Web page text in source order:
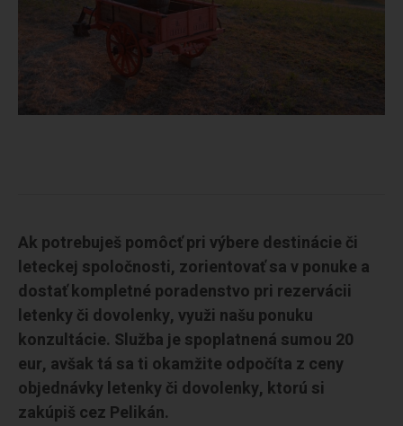
Ak potrebuješ pomôcť pri výbere destinácie či
leteckej spoločnosti, zorientovať sa v ponuke a
dostať kompletné poradenstvo pri rezervácii
letenky či dovolenky, využi našu ponuku
konzultácie. Služba je spoplatnená sumou 20
eur, avšak tá sa ti okamžite odpočíta z ceny
objednávky letenky či dovolenky, ktorú si
zakúpiš cez Pelikán.